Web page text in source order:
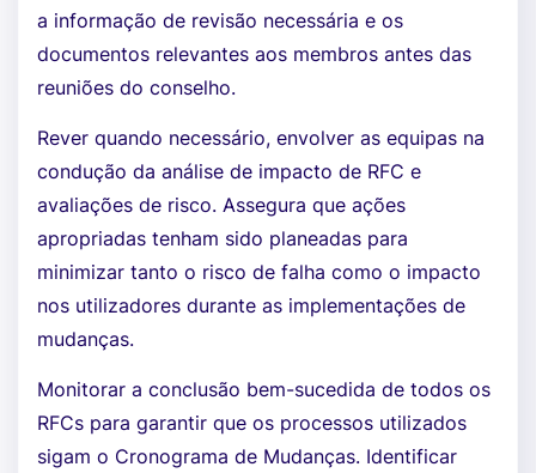
a informação de revisão necessária e os
documentos relevantes aos membros antes das
reuniões do conselho.
Rever quando necessário, envolver as equipas na
condução da análise de impacto de RFC e
avaliações de risco. Assegura que ações
apropriadas tenham sido planeadas para
minimizar tanto o risco de falha como o impacto
nos utilizadores durante as implementações de
mudanças.
Monitorar a conclusão bem-sucedida de todos os
RFCs para garantir que os processos utilizados
sigam o Cronograma de Mudanças. Identificar